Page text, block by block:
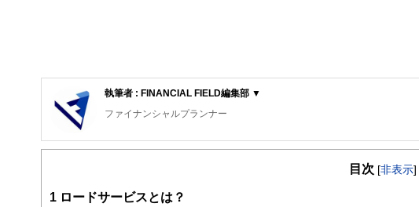
執筆者 : FINANCIAL FIELD編集部 ▼
ファイナンシャルプランナー
FinancialField編集部は、金融、経済に関する記事を、日々の暮らしにど
案から記事掲載まですべての工程に関わることで、読者目線のコンテンツ
目次 [非表示]
1 ロードサービスとは？